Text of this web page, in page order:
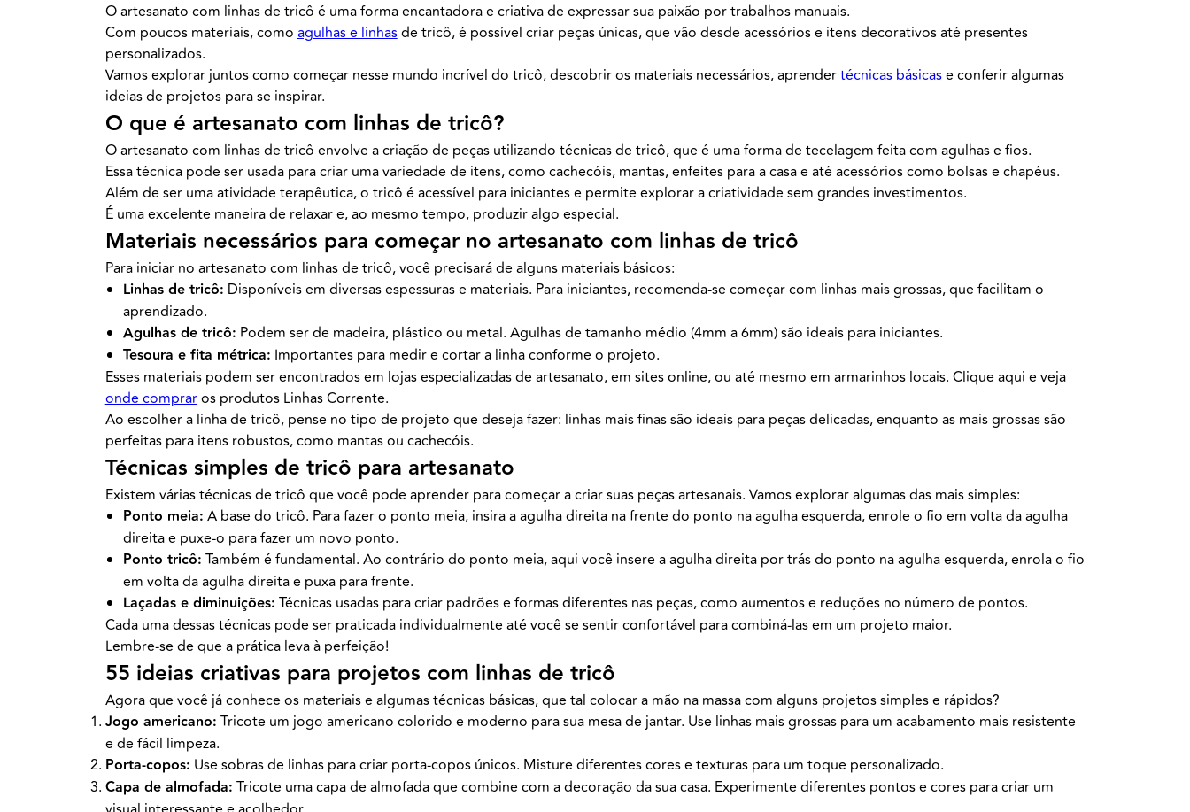
O artesanato com linhas de tricô é uma forma encantadora e criativa de expressar sua paixão por trabalhos manuais.
Com poucos materiais, comoagulhas e linhasde tricô, é possível criar peças únicas, que vão desde acessórios e itens decorativos até presentes
personalizados.
Vamos explorar juntos como começar nesse mundo incrível do tricô, descobrir os materiais necessários, aprendertécnicas básicase conferir algumas
ideias de projetos para se inspirar.
O que é artesanato com linhas de tricô?
O artesanato com linhas de tricô envolve a criação de peças utilizando técnicas de tricô, que é uma forma de tecelagem feita com agulhas e fios.
Essa técnica pode ser usada para criar uma variedade de itens, como cachecóis, mantas, enfeites para a casa e até acessórios como bolsas e chapéus.
Além de ser uma atividade terapêutica, o tricô é acessível para iniciantes e permite explorar a criatividade sem grandes investimentos.
É uma excelente maneira de relaxar e, ao mesmo tempo, produzir algo especial.
Materiais necessários para começar no artesanato com linhas de tricô
Para iniciar no artesanato com linhas de tricô, você precisará de alguns materiais básicos:
Linhas de tricô: Disponíveis em diversas espessuras e materiais. Para iniciantes, recomenda-se começar com linhas mais grossas, que facilitam o
aprendizado.
Agulhas de tricô: Podem ser de madeira, plástico ou metal. Agulhas de tamanho médio (4mm a 6mm) são ideais para iniciantes.
Tesoura e fita métrica: Importantes para medir e cortar a linha conforme o projeto.
Esses materiais podem ser encontrados em lojas especializadas de artesanato, em sites online, ou até mesmo em armarinhos locais. Clique aqui e veja
onde compraros produtos Linhas Corrente.
Ao escolher a linha de tricô, pense no tipo de projeto que deseja fazer: linhas mais finas são ideais para peças delicadas, enquanto as mais grossas são
perfeitas para itens robustos, como mantas ou cachecóis.
Técnicas simples de tricô para artesanato
Existem várias técnicas de tricô que você pode aprender para começar a criar suas peças artesanais. Vamos explorar algumas das mais simples:
Ponto meia: A base do tricô. Para fazer o ponto meia, insira a agulha direita na frente do ponto na agulha esquerda, enrole o fio em volta da agulha
direita e puxe-o para fazer um novo ponto.
Ponto tricô: Também é fundamental. Ao contrário do ponto meia, aqui você insere a agulha direita por trás do ponto na agulha esquerda, enrola o fio
em volta da agulha direita e puxa para frente.
Laçadas e diminuições: Técnicas usadas para criar padrões e formas diferentes nas peças, como aumentos e reduções no número de pontos.
Cada uma dessas técnicas pode ser praticada individualmente até você se sentir confortável para combiná-las em um projeto maior.
Lembre-se de que a prática leva à perfeição!
55 ideias criativas para projetos com linhas de tricô
Agora que você já conhece os materiais e algumas técnicas básicas, que tal colocar a mão na massa com alguns projetos simples e rápidos?
Jogo americano: Tricote um jogo americano colorido e moderno para sua mesa de jantar. Use linhas mais grossas para um acabamento mais resistente
e de fácil limpeza.
Porta-copos: Use sobras de linhas para criar porta-copos únicos. Misture diferentes cores e texturas para um toque personalizado.
Capa de almofada: Tricote uma capa de almofada que combine com a decoração da sua casa. Experimente diferentes pontos e cores para criar um